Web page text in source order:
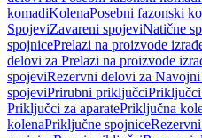
komadiKolenaPosebni fazonski
SpojeviZavareni spojeviNatične
spojnicePrelazi na proizvode
delovi za Prelazi na proizvode
spojeviRezervni delovi za
spojeviPrirubni priključciPriključci
Priključci za aparatePriključna
kolenaPriključne spojnice